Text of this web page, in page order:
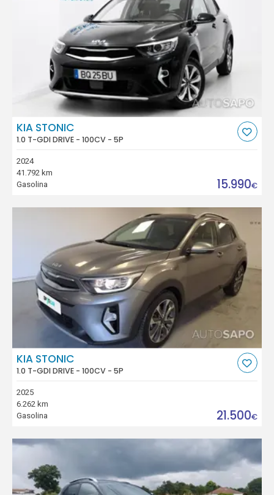
KIA STONIC
1.0 T-GDI DRIVE - 100CV - 5P
2024
41.792 km
Gasolina
15.990€
KIA STONIC
1.0 T-GDI DRIVE - 100CV - 5P
2025
6.262 km
Gasolina
21.500€